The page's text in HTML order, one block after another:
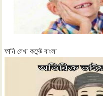
ফানি লেখা কমেন্ট বাংলা